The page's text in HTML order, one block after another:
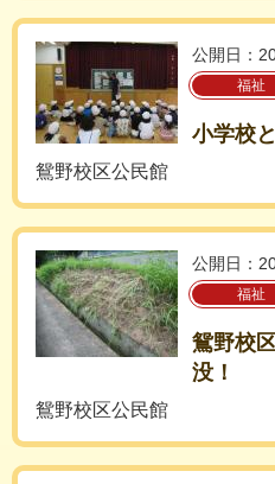
公開日：
福祉
小学校
鴛野校区公民館
公開日：
福祉
鴛野校
没！
鴛野校区公民館